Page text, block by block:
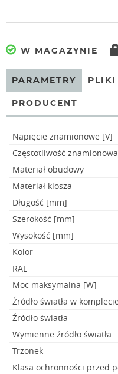
W MAGAZYNIE
PARAMETRY PLIKI
PRODUCENT
Napięcie znamionowe [V]
Częstotliwość
Materiał obudowy
Materiał klosza
Długość [mm]
Szerokość [mm]
Wysokość [mm]
Kolor
RAL
Moc maksymalna [W]
Źródło światła w komplecie
Źródło światła
Wymienne źródło światła
Trzonek
Klasa ochronności przed